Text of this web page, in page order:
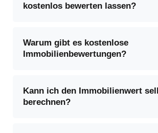
kostenlos bewerten lassen?
Warum gibt es kostenlose
Immobilienbewertungen?
Kann ich den Immobilienwert
berechnen?